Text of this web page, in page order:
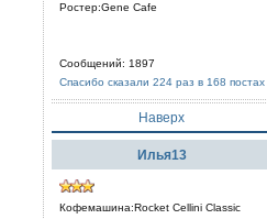
Ростер:Gene Cafe
Сообщений: 1897
Спасибо сказали 224 раз в 168 постах
Наверх
Илья13
Кофемашина:Rocket Cellini Classic